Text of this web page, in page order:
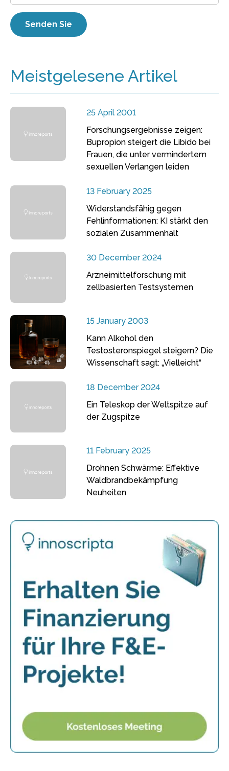
Meistgelesene Artikel
25 April 2001
Forschungsergebnisse zeigen:
Bupropion steigert die Libido bei
Frauen, die unter vermindertem
sexuellen Verlangen leiden
13 February 2025
Widerstandsfähig gegen
Fehlinformationen: KI stärkt den
sozialen Zusammenhalt
30 December 2024
Arzneimittelforschung mit
zellbasierten Testsystemen
15 January 2003
Kann Alkohol den
Testosteronspiegel steigern? Die
Wissenschaft sagt: „Vielleicht“
18 December 2024
Ein Teleskop der Weltspitze auf
der Zugspitze
11 February 2025
Drohnen Schwärme: Effektive
Waldbrandbekämpfung
Neuheiten